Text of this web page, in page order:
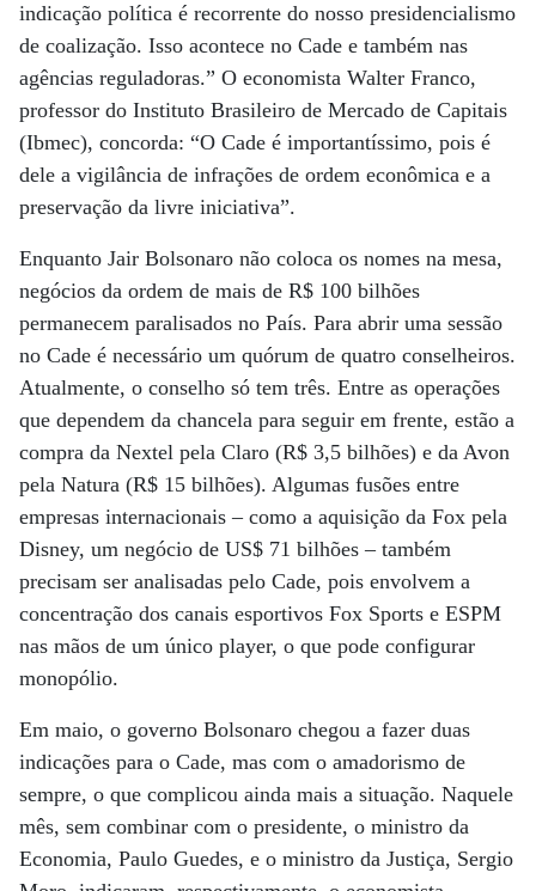
indicação política é recorrente do nosso presidencialismo
de coalização. Isso acontece no Cade e também nas
agências reguladoras.” O economista Walter Franco,
professor do Instituto Brasileiro de Mercado de Capitais
(Ibmec), concorda: “O Cade é importantíssimo, pois é
dele a vigilância de infrações de ordem econômica e a
preservação da livre iniciativa”.
Enquanto Jair Bolsonaro não coloca os nomes na mesa,
negócios da ordem de mais de R$ 100 bilhões
permanecem paralisados no País. Para abrir uma sessão
no Cade é necessário um quórum de quatro conselheiros.
Atualmente, o conselho só tem três. Entre as operações
que dependem da chancela para seguir em frente, estão a
compra da Nextel pela Claro (R$ 3,5 bilhões) e da Avon
pela Natura (R$ 15 bilhões). Algumas fusões entre
empresas internacionais – como a aquisição da Fox pela
Disney, um negócio de US$ 71 bilhões – também
precisam ser analisadas pelo Cade, pois envolvem a
concentração dos canais esportivos Fox Sports e ESPM
nas mãos de um único player, o que pode configurar
monopólio.
Em maio, o governo Bolsonaro chegou a fazer duas
indicações para o Cade, mas com o amadorismo de
sempre, o que complicou ainda mais a situação. Naquele
mês, sem combinar com o presidente, o ministro da
Economia, Paulo Guedes, e o ministro da Justiça, Sergio